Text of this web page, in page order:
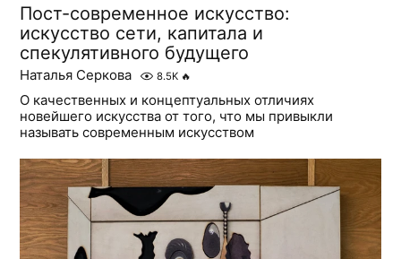
Пост-современное искусство:
искусство сети, капитала и
спекулятивного будущего
Наталья Серкова 8.5K 🔥
О качественных и концептуальных отличиях
новейшего искусства от того, что мы привыкли
называть современным искусством